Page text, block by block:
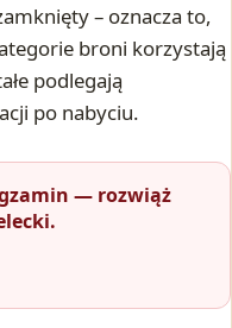
– oznacza to,
broni korzystają
podlegają
po nabyciu.
— rozwiąż